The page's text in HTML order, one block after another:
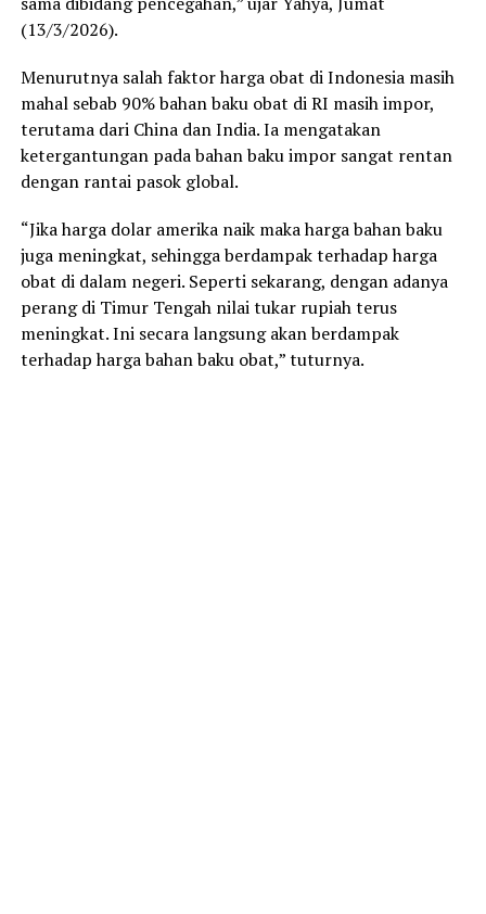
(13/3/2026).
Menurutnya salah faktor harga obat di Indonesia masih
mahal sebab 90% bahan baku obat di RI masih impor,
terutama dari China dan India. Ia mengatakan
ketergantungan pada bahan baku impor sangat rentan
dengan rantai pasok global.
“Jika harga dolar amerika naik maka harga bahan baku
juga meningkat, sehingga berdampak terhadap harga
obat di dalam negeri. Seperti sekarang, dengan adanya
perang di Timur Tengah nilai tukar rupiah terus
meningkat. Ini secara langsung akan berdampak
terhadap harga bahan baku obat,” tuturnya.